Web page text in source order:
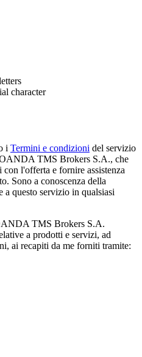
character
i Termini e condizioni del servizio
TMS Brokers S.A., che
con l'offerta e fornire assistenza
Sono a conoscenza della
questo servizio in qualsiasi
TMS Brokers S.A.
a prodotti e servizi, ad
ai recapiti da me forniti tramite: